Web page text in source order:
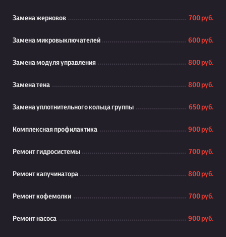
Замена жерновов 700 руб.
Замена микровыключателей 600 руб.
Замена модуля управления 800 руб.
Замена тена 800 руб.
Замена уплотнительного кольца группы 650 руб.
Комплексная профилактика 900 руб.
Ремонт гидросистемы 700 руб.
Ремонт капучинатора 800 руб.
Ремонт кофемолки 700 руб.
Ремонт насоса 900 руб.